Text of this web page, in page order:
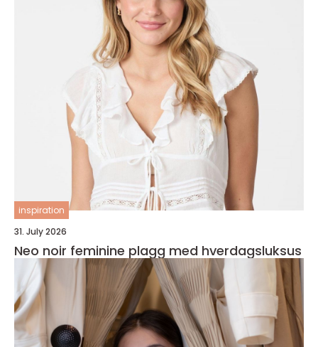
inspiration
31. July 2026
Neo noir feminine plagg med hverdagsluksus